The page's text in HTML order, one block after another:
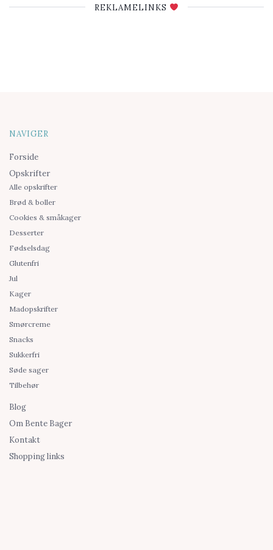
REKLAMELINKS
NAVIGER
Forside
Opskrifter
Alle opskrifter
Brød & boller
Cookies & småkager
Desserter
Fødselsdag
Glutenfri
Jul
Kager
Madopskrifter
Smørcreme
Snacks
Sukkerfri
Søde sager
Tilbehør
Blog
Om Bente Bager
Kontakt
Shopping links